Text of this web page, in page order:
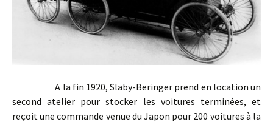
A la fin 1920, Slaby-Beringer prend en location un
second atelier pour stocker les voitures terminées, et
reçoit une commande venue du Japon pour 200 voitures à la